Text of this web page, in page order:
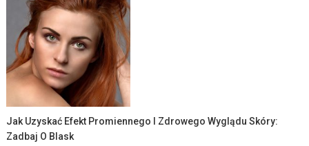
Jak Uzyskać Efekt Promiennego I Zdrowego Wyglądu Skóry:
Zadbaj O Blask